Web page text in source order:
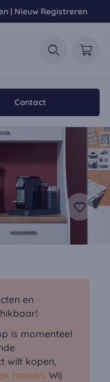
| Nieuw Registreren
Contact
en
is momenteel
wilt kopen,
maken. Wij